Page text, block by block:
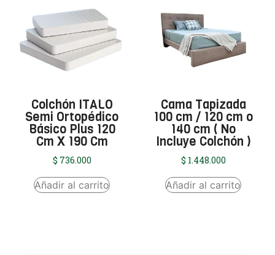
Colchón ITALO
Semi Ortopédico
Básico Plus 120
Cm X 190 Cm
$ 736.000
Añadir al carrito
Cama Tapizada
100 cm / 120 cm o
140 cm ( No
Incluye Colchón )
$ 1.448.000
Añadir al carrito